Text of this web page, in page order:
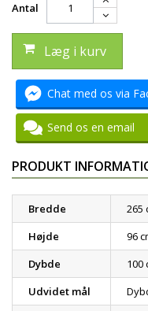
Antal
Læg i kurv
Chat med os via
Send os en email
PRODUKT
Bredde
265
Højde
96
Dybde
100
Udvidet mål